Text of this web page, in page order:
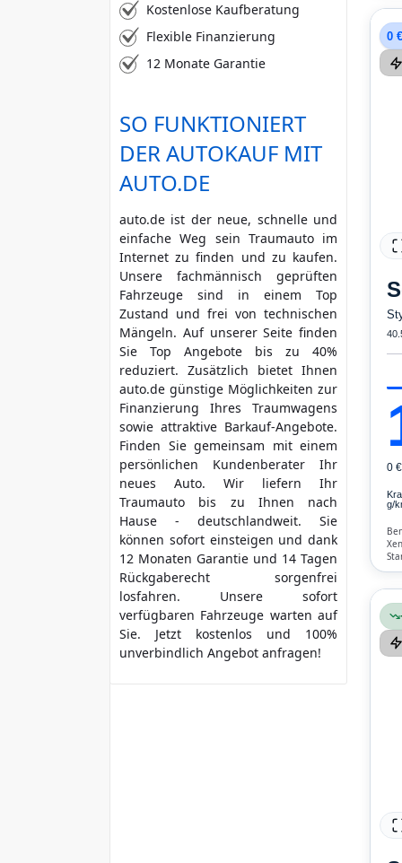
Kostenlose Kaufberatung
Flexible Finanzierung
12 Monate Garantie
SO FUNKTIONIERT
DER AUTOKAUF MIT
AUTO.DE
auto.de ist der neue, schnelle und
einfache Weg sein Traumauto im
Internet zu finden und zu kaufen.
Unsere fachmännisch geprüften
Fahrzeuge sind in einem Top
Zustand und frei von technischen
Mängeln. Auf unserer Seite finden
Sie Top Angebote bis zu 40%
reduziert. Zusätzlich bietet Ihnen
auto.de günstige Möglichkeiten zur
Finanzierung Ihres Traumwagens
sowie attraktive Barkauf-Angebote.
Finden Sie gemeinsam mit einem
persönlichen Kundenberater Ihr
neues Auto. Wir liefern Ihr
Traumauto bis zu Ihnen nach
Hause - deutschlandweit. Sie
können sofort einsteigen und dank
12 Monaten Garantie und 14 Tagen
Rückgaberecht sorgenfrei
losfahren. Unsere sofort
verfügbaren Fahrzeuge warten auf
Sie. Jetzt kostenlos und 100%
unverbindlich Angebot anfragen!
0
0
g/